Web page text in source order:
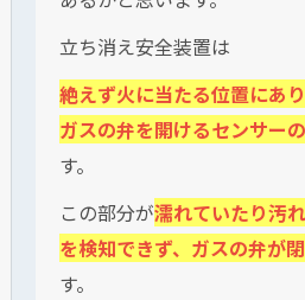
立ち消え安全装置は
絶えず火に当たる位置にあ
ガスの弁を開けるセンサー
す。
この部分が濡れていたり汚
を検知できず、ガスの弁が
す。